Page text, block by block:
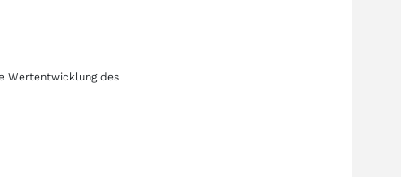
Wertentwicklung des